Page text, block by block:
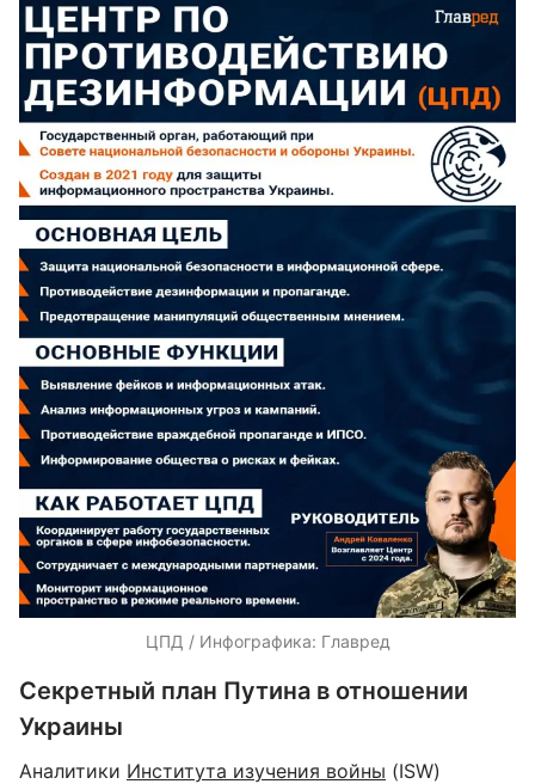
ЦПД / Инфографика: Главред
Секретный план Путина в отношении
Украины
Аналитики Института изучения войны (ISW)